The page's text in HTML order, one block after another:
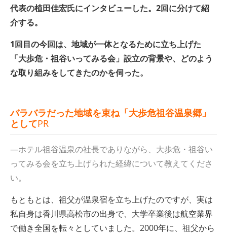
代表の植田佳宏氏にインタビューした。2回に分けて紹
介する。
1回目の今回は、地域が一体となるために立ち上げた
「大歩危・祖谷いってみる会」設立の背景や、どのよう
な取り組みをしてきたのかを伺った。
バラバラだった地域を束ね「大歩危祖谷温泉郷」
としてPR
—ホテル祖谷温泉の社長でありながら、大歩危・祖谷い
ってみる会を立ち上げられた経緯について教えてくださ
い。
もともとは、祖父が温泉宿を立ち上げたのですが、実は
私自身は香川県高松市の出身で、大学卒業後は航空業界
で働き全国を転々としていました。2000年に、祖父から